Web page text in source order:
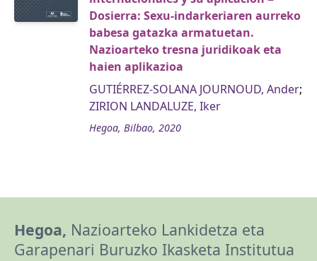
Dosierra: Sexu-indarkeriaren aurreko
babesa gatazka armatuetan.
Nazioarteko tresna juridikoak eta
haien aplikazioa
GUTIÉRREZ-SOLANA JOURNOUD, Ander;
ZIRION LANDALUZE, Iker
Hegoa, Bilbao, 2020
Hegoa, Nazioarteko Lankidetza eta
Garapenari Buruzko Ikasketa Institutua